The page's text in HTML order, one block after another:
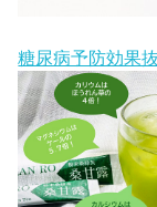
糖尿病予防効果